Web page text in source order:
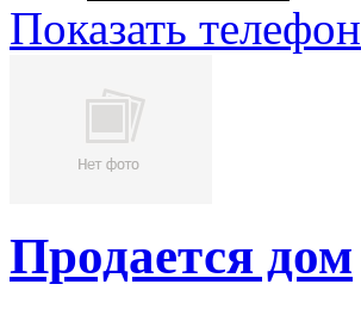
Показать телефон
Продается дом